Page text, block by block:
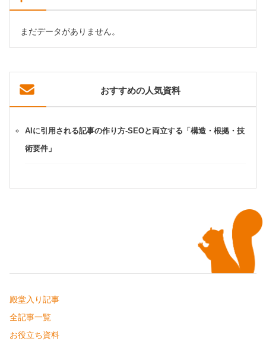
まだデータがありません。
おすすめの人気資料
AIに引用される記事の作り方-SEOと両立する「構造・根拠・技
術要件」
殿堂入り記事
全記事一覧
お役立ち資料